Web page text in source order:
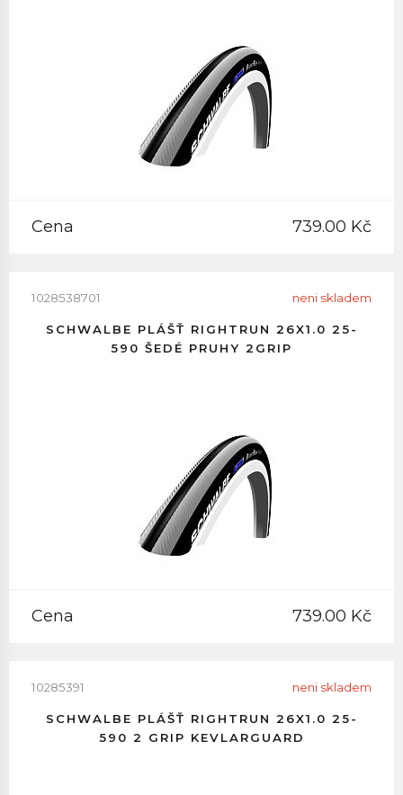
Cena 739.00 Kč
1028538701 neni skladem
SCHWALBE PLÁŠŤ RIGHTRUN 26X1.0 25-
590 ŠEDÉ PRUHY 2GRIP
Cena 739.00 Kč
10285391 neni skladem
SCHWALBE PLÁŠŤ RIGHTRUN 26X1.0 25-
590 2 GRIP KEVLARGUARD